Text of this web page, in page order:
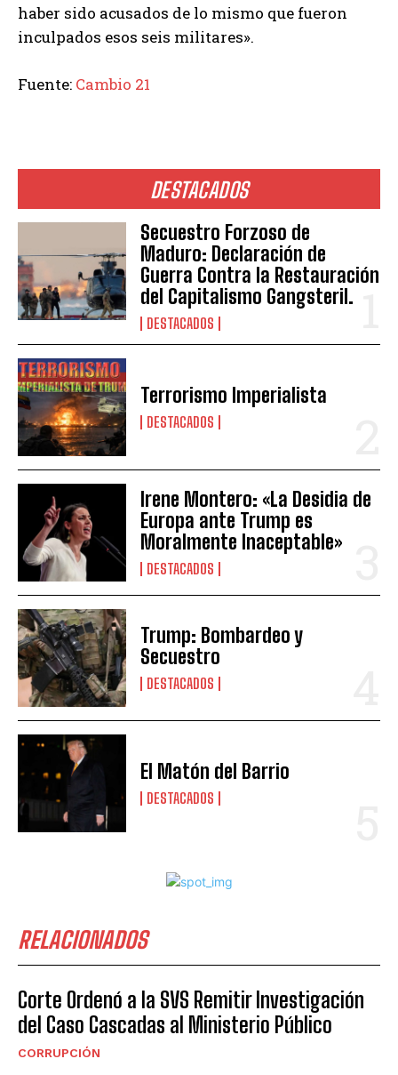
DESTACADOS
Secuestro Forzoso de
Maduro: Declaración de
Guerra Contra la Restauración
del Capitalismo Gangsteril.
DESTACADOS
Terrorismo Imperialista
DESTACADOS
Irene Montero: «La Desidia de
Europa ante Trump es
Moralmente Inaceptable»
DESTACADOS
Trump: Bombardeo y
Secuestro
DESTACADOS
El Matón del Barrio
DESTACADOS
RELACIONADOS
Corte Ordenó a la SVS Remitir Investigación
del Caso Cascadas al Ministerio Público
CORRUPCIÓN
haber sido acusados de lo mismo que fueron
inculpados esos seis militares».
Fuente: Cambio 21